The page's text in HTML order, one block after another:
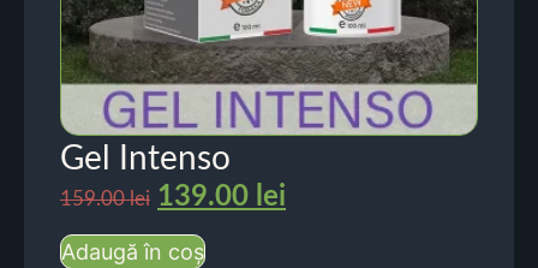
Gel Intenso
159.00lei 139.00 lei
Adaugă în coș